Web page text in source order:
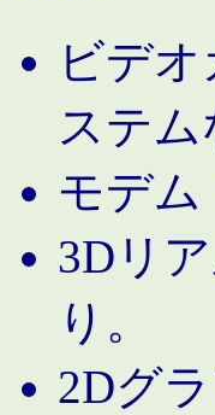
ビデ
ステ
モデ
3Dリ
り。
2Dグ